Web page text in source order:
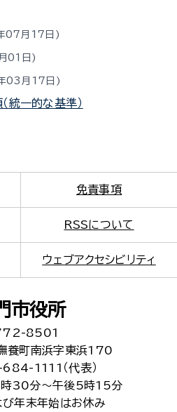
07月17日
01日
03月17日
統一的な基準）
免責事項
RSSについて
ウェブアクセシビリティ
市役所
8501
養町南浜字東浜170
1111（代表）
時30分～午後5時15分
年末年始はお休み